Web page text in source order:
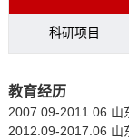
科研项目
教育经历
2007.09-2011.06 山
2012.09-2017.06 山